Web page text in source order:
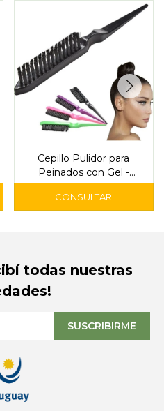
Cepillo Pulidor para
Peinados con Gel -
Beauty Style
todas nuestras
SUSCRIBIRME